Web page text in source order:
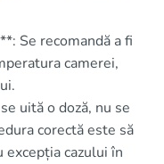
Se recomandă a fi
camerei,
uită o doză, nu se
corectă este să
excepția cazului în